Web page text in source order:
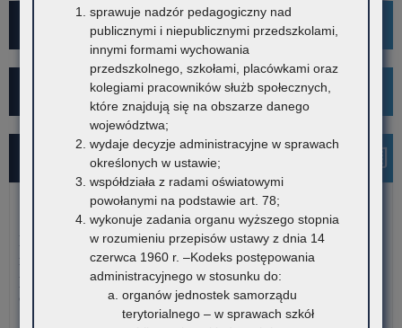
Projekt Kibicuj z Klasą
Kampania społeczna "Ustal z Babcią Hasło"
Najnowsze informacje
7 sierpnia 2026
Dane ostateczne – Rządowy program pomocy uczniom
niepełnosprawnym w formie dofinansowania zakupu
podręczników, materiałów edukacyjnych i materiałów
ćwiczeniowych (wyprawka szkolna)
sprawuje nadzór pedagogiczny nad
publicznymi i niepublicznymi przedszkolami,
innymi formami wychowania
przedszkolnego, szkołami, placówkami oraz
kolegiami pracowników służb społecznych,
które znajdują się na obszarze danego
województwa;
wydaje decyzje administracyjne w sprawach
określonych w ustawie;
współdziała z radami oświatowymi
powołanymi na podstawie art. 78;
wykonuje zadania organu wyższego stopnia
w rozumieniu przepisów ustawy z dnia 14
czerwca 1960 r. –Kodeks postępowania
administracyjnego w stosunku do:
organów jednostek samorządu
terytorialnego – w sprawach szkół